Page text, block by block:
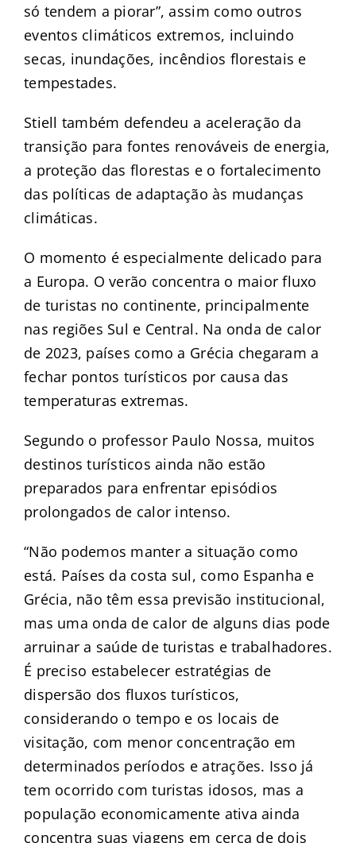
só tendem a piorar”, assim como outros
eventos climáticos extremos, incluindo
secas, inundações, incêndios florestais e
tempestades.
Stiell também defendeu a aceleração da
transição para fontes renováveis de energia,
a proteção das florestas e o fortalecimento
das políticas de adaptação às mudanças
climáticas.
O momento é especialmente delicado para
a Europa. O verão concentra o maior fluxo
de turistas no continente, principalmente
nas regiões Sul e Central. Na onda de calor
de 2023, países como a Grécia chegaram a
fechar pontos turísticos por causa das
temperaturas extremas.
Segundo o professor Paulo Nossa, muitos
destinos turísticos ainda não estão
preparados para enfrentar episódios
prolongados de calor intenso.
“Não podemos manter a situação como
está. Países da costa sul, como Espanha e
Grécia, não têm essa previsão institucional,
mas uma onda de calor de alguns dias pode
arruinar a saúde de turistas e trabalhadores.
É preciso estabelecer estratégias de
dispersão dos fluxos turísticos,
considerando o tempo e os locais de
visitação, com menor concentração em
determinados períodos e atrações. Isso já
tem ocorrido com turistas idosos, mas a
população economicamente ativa ainda
concentra suas viagens em cerca de dois